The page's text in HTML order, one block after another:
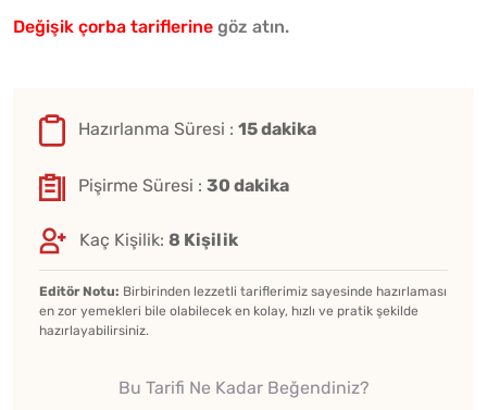
Değişik çorba tariflerine göz atın.
Hazırlanma Süresi : 15 dakika
Pişirme Süresi : 30 dakika
Kaç Kişilik: 8 Kişilik
Editör Notu: Birbirinden lezzetli tariflerimiz sayesinde hazırlaması
en zor yemekleri bile olabilecek en kolay, hızlı ve pratik şekilde
hazırlayabilirsiniz.
Bu Tarifi Ne Kadar Beğendiniz?